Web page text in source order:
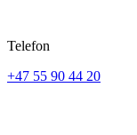
Telefon
+47 55 90 44 20